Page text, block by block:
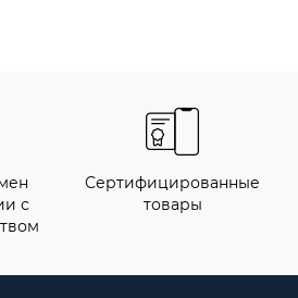
с
Сертифицированные
товары